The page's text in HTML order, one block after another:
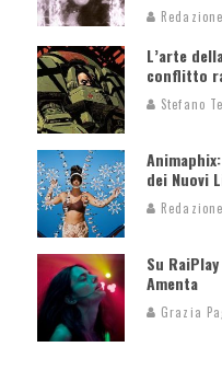
Redazione
L’arte
conflitto
Stefano
dei Nuovi
Redazione
Su
Amenta
Grazia